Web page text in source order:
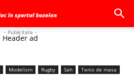
- Publicitate -
Header ad
Modelism Rugby Sah Tenis de masa